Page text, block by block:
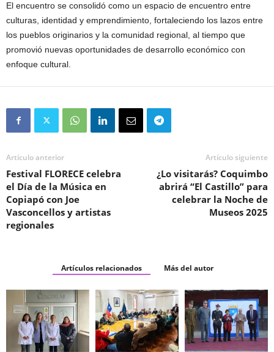
El encuentro se consolidó como un espacio de encuentro entre
culturas, identidad y emprendimiento, fortaleciendo los lazos entre
los pueblos originarios y la comunidad regional, al tiempo que
promovió nuevas oportunidades de desarrollo económico con
enfoque cultural.
Artículo anterior
Festival FLORECE celebra
el Día de la Música en
Copiapó con Joe
Vasconcellos y artistas
regionales
Artículo siguiente
¿Lo visitarás? Coquimbo
abrirá “El Castillo” para
celebrar la Noche de
Museos 2025
Artículos relacionados Más del autor